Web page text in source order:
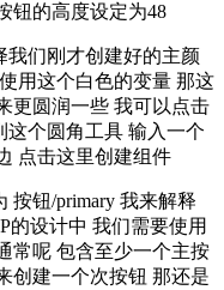
钮的高度设定为48
我们刚才创建好的主颜
用这个白色的变量 那这
更圆润一些 我可以点击
个圆角工具 输入一个
点击这里创建组件
按钮/primary 我来解释
的设计中 我们需要使用
常呢 包含至少一个主按
创建一个次按钮 那还是